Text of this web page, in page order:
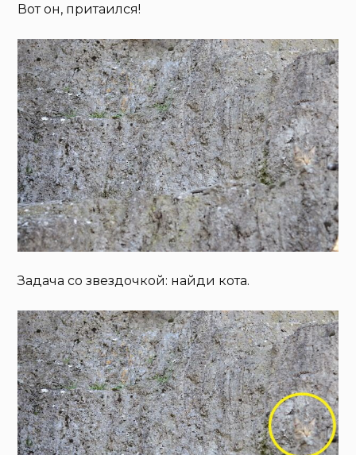
Вот он, притаился!
Задача со звездочкой: найди кота.